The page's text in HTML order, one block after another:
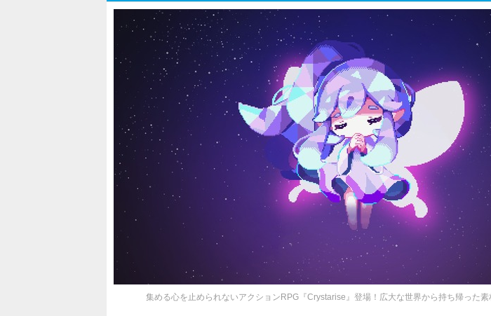
集める心を止められないアクションRPG『Crystarise』登場！広大な世界から持ち帰った